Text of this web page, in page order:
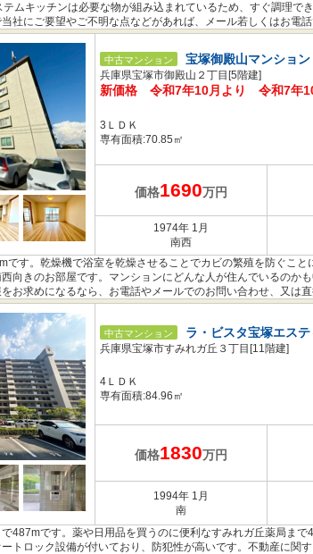
ムキッチンは必要な物が組み込まれているため、すぐ調理で
社にご要望やご不明な点などがあれば、メール若しくはお電
致します。
中古マンション 宝塚御殿山マンション
兵庫県宝塚市御殿山２丁目[5階建]
新価格 令和7年10月より 令和7年
3ＬＤＫ
専有面積:70.85㎡
価格1690万円
1974年 1月
南西
です。乾燥機で浴室を乾燥させることでカビの繁殖を防ぐこ
向きのお部屋です。マンションにどんな人が住んでいるのか
お求めになるなら、お電話やメールでのお問い合わせ、又は
中古マンション ラ・ビスタ宝塚エス
兵庫県宝塚市すみれガ丘３丁目[11階建]
4ＬＤＫ
専有面積:84.96㎡
価格1830万円
1994年 1月
南
487mです。薬や日用品を買うのに便利なすみれガ丘薬局ま
トロック設備が付いており、防犯性が高いです。不動産に関